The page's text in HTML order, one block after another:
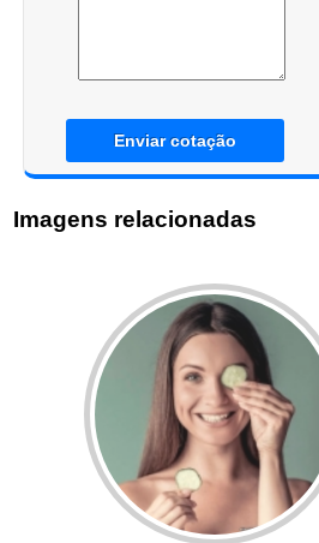
Enviar cotação
Imagens relacionadas